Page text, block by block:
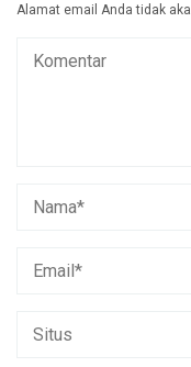
Alamat email Anda tidak